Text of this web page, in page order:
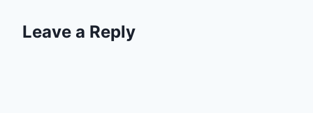
Leave a Reply